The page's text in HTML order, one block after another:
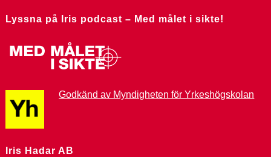
Lyssna på Iris podcast – Med målet i sikte!
Godkänd av Myndigheten för Yrkeshögskolan
Iris Hadar AB